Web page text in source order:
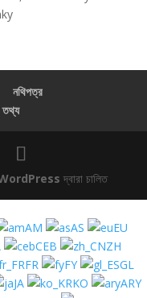
নথিপত্র
তথ্য
দ্বারা চালিত
AM AS
EU
CEB
ZH
FR FY
GL
JA KO
ARY